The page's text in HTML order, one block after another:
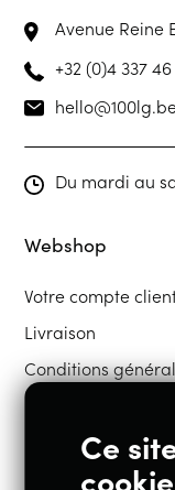
Avenue Reine
+32 (0)4 337
Du mardi au
Webshop
Votre compte
Livraison
Conditions
Restons en
Ce